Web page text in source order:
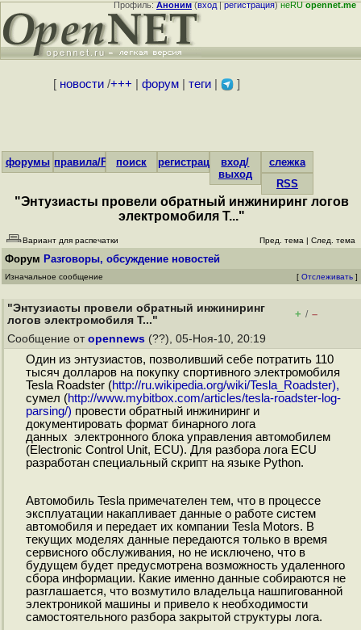
Профиль:Аноним(вход|регистрация)неRUopennet.me
[ новости/+++ форум| теги| ]
форумы правила/FAQпоиск регистрациявход/
выход
слежка
RSS
"Энтузиасты провели обратный инжиниринг логов
электромобиля T..."
Вариант для распечатки Пред. тема | След. тема
Форум Разговоры, обсуждение новостей
Изначальное сообщение [ Отслеживать ]
"Энтузиасты провели обратный инжиниринг
логов электромобиля T..."
+ / –
Сообщение от opennews (??), 05-Ноя-10, 20:19
Один из энтузиастов, позволивший себе потратить 110
тысяч долларов на покупку спортивного электромобиля
Tesla Roadster (http://ru.wikipedia.org/wiki/Tesla_Roadster),
сумел (http://www.mybitbox.com/articles/tesla-roadster-log-
parsing/) провести обратный инжиниринг и
документировать формат бинарного лога
данных электронного блока управления автомобилем
(Electronic Control Unit, ECU). Для разбора лога ECU
разработан специальный скрипт на языке Python.
Автомобиль Tesla примечателен тем, что в процессе
эксплуатации накапливает данные о работе систем
автомобиля и передает их компании Tesla Motors. В
текущих моделях данные передаются только в время
сервисного обслуживания, но не исключено, что в
будущем будет предусмотрена возможность удаленного
сбора информации. Какие именно данные собираются не
разглашается, что возмутило владельца нашпигованной
электроникой машины и привело к необходимости
самостоятельного разбора закрытой структуры лога.